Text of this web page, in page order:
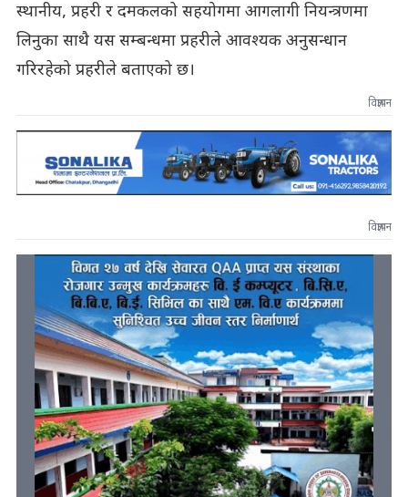
स्थानीय, प्रहरी र दमकलको सहयोगमा आगलागी नियन्त्रणमा
लिनुका साथै यस सम्बन्धमा प्रहरीले आवश्यक अनुसन्धान
गरिरहेको प्रहरीले बताएको छ।
विज्ञापन
विज्ञापन